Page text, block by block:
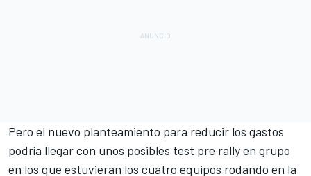
Pero el nuevo planteamiento para reducir los gastos
podría llegar con unos posibles test pre rally en grupo
en los que estuvieran los cuatro equipos rodando en la